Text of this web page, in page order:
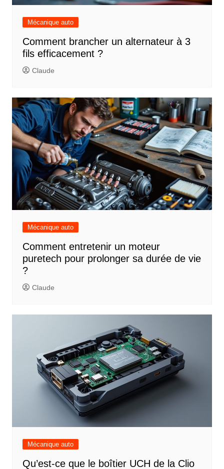
Mécanique auto
Comment brancher un alternateur à 3
fils efficacement ?
Claude
Mécanique auto
Comment entretenir un moteur
puretech pour prolonger sa durée de vie
?
Claude
Mécanique auto
Qu’est-ce que le boîtier UCH de la Clio